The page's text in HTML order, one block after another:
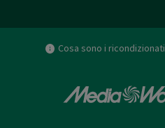
Cosa sono i ricondizionati